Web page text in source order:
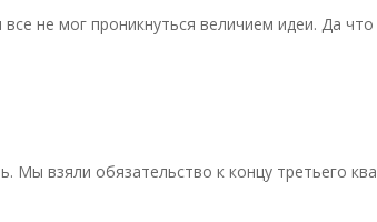
не мог проникнуться величием идеи. Да
взяли обязательство к концу третьего